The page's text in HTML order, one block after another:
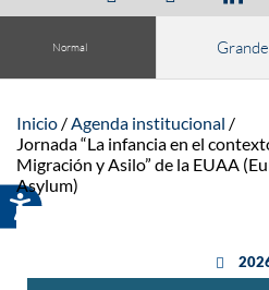
Normal Grande
Inicio
Agenda institucional
Jornada “La infancia en el
Migración y Asilo” de la EUAA
Asylum)
año